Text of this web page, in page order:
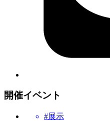
開催イベント
#展示